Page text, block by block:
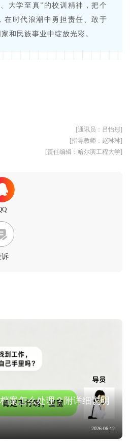
大学至真”的校训精神，把个
在时代浪潮中勇担责任、敢于
和民族事业中绽放光彩。
[通讯员：吕怡彤]
[指导教师：赵琳琳]
[责任编辑：哈尔滨工程大学]
诉
案怎么处理？附详细说明
2026-06-12